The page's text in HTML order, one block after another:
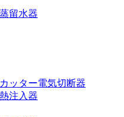
留水器
ッター電気切断器
注入器